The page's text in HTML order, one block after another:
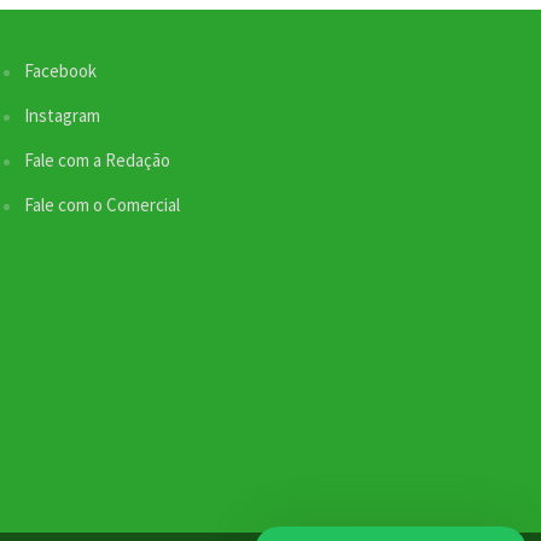
Facebook
Instagram
Fale com a Redação
Fale com o Comercial